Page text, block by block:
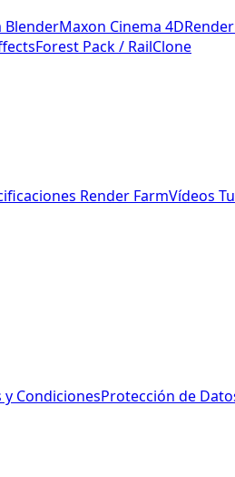
BlenderMaxon Cinema 4D
Forest Pack / RailClone
Render FarmVídeos
CondicionesProtección de